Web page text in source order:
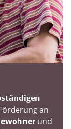
an
und